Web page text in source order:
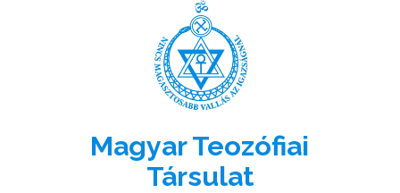
Magyar Teozófiai
Társulat